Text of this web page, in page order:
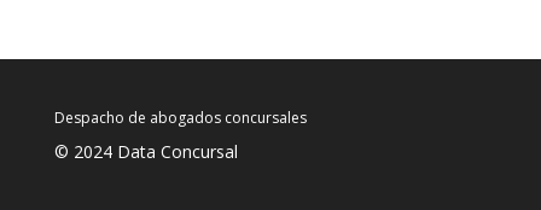
Despacho de abogados concursales
© 2024 Data Concursal